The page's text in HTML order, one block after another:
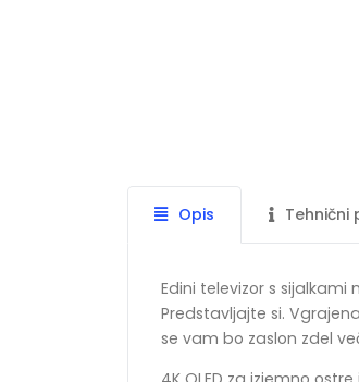
Opis Tehnični
Edini televizor s sijalkami
Predstavljajte si.
se vam bo zaslon zdel